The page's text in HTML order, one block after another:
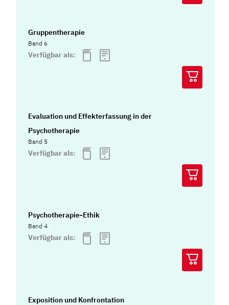
Gruppentherapie
Band 6
Verfügbar als:
Evaluation und Effekterfassung in der
Psychotherapie
Band 5
Verfügbar als:
Psychotherapie-Ethik
Band 4
Verfügbar als:
Exposition und Konfrontation